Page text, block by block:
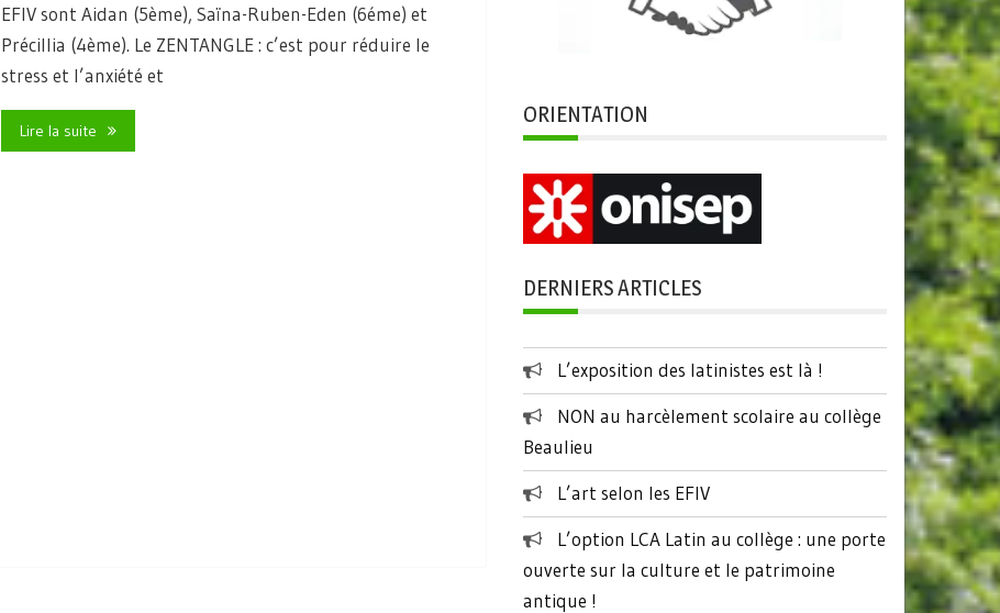
EFIV sont Aidan (5ème), Saïna-Ruben-Eden (6éme) et
Précillia (4ème). Le ZENTANGLE : c’est pour réduire le
stress et l’anxiété et
Lire la suite
ORIENTATION
DERNIERS ARTICLES
L’exposition des latinistes est là !
NON au harcèlement scolaire au collège
Beaulieu
L’art selon les EFIV
L’option LCA Latin au collège : une porte
ouverte sur la culture et le patrimoine
antique !